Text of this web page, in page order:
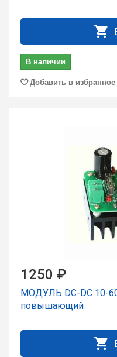
В наличии
Добавить в избранное
1250 ₽
МОДУЛЬ DC-DC 10-
повышающий